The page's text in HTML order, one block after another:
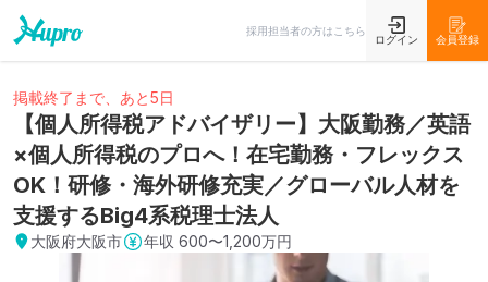
採用担当者の方はこちら
ログイン 会員登録
掲載終了まで、あと5日
【個人所得税アドバイザリー】大阪勤務／英語
×個人所得税のプロへ！在宅勤務・フレックス
OK！研修・海外研修充実／グローバル人材を
支援するBig4系税理士法人
大阪府大阪市 年収 600〜1,200万円